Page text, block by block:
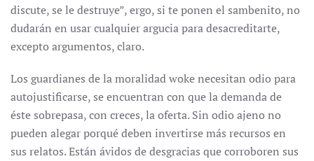
discute, se le destruye”, ergo, si te ponen el sambenito, no
dudarán en usar cualquier argucia para desacreditarte,
excepto argumentos, claro.
Los guardianes de la moralidad woke necesitan odio para
autojustificarse, se encuentran con que la demanda de
éste sobrepasa, con creces, la oferta. Sin odio ajeno no
pueden alegar porqué deben invertirse más recursos en
sus relatos. Están ávidos de desgracias que corroboren sus